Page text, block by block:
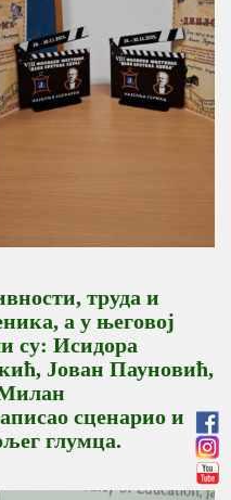
труда и
а у његовој
су: Исидора
Јован Пауновић,
сценарио и
глумца.